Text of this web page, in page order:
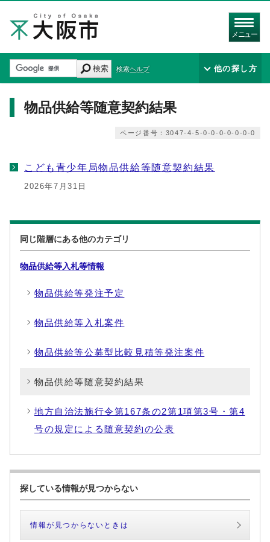
メニュー
検索 検索ヘルプ 他の探し方
物品供給等随意契約結果
ページ番号：3047-4-5-0-0-0-0-0-0-0
こども青少年局物品供給等随意契約結果
2026年7月31日
同じ階層にある他のカテゴリ
物品供給等入札等情報
物品供給等発注予定
物品供給等入札案件
物品供給等公募型比較見積等発注案件
物品供給等随意契約結果
地方自治法施行令第167条の2第1項第3号・第4
号の規定による随意契約の公表
探している情報が見つからない
情報が見つからないときは